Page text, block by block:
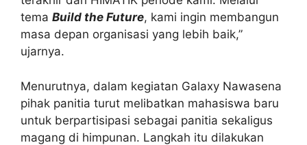
tema Build the Future, kami ingin membangun
masa depan organisasi yang lebih baik,”
ujarnya.
Menurutnya, dalam kegiatan Galaxy Nawasena
pihak panitia turut melibatkan mahasiswa baru
untuk berpartisipasi sebagai panitia sekaligus
magang di himpunan. Langkah itu dilakukan